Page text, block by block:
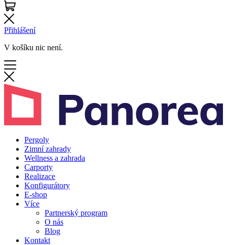
Přihlášení
V košíku nic není.
Pergoly
Zimní zahrady
Wellness a zahrada
Carporty
Realizace
Konfigurátory
E-shop
Více
Partnerský program
O nás
Blog
Kontakt